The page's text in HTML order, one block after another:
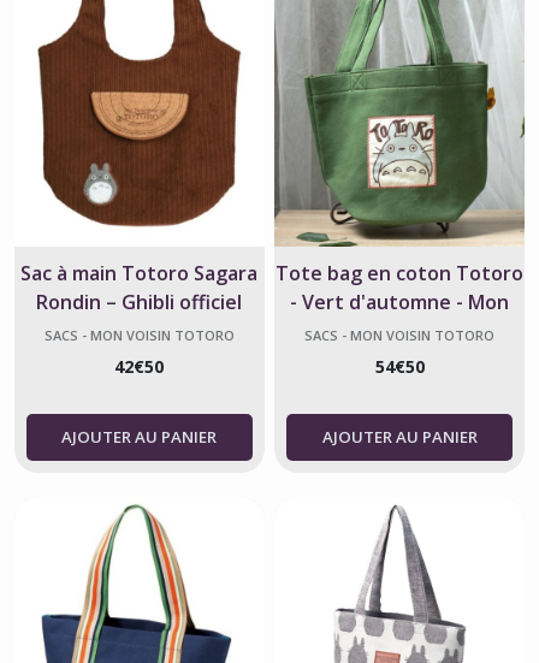
Sac à main Totoro Sagara
Rondin – Ghibli officiel
doux
SACS - MON VOISIN TOTORO
42€50
AJOUTER AU PANIER
Tote bag en coton Totoro
- Vert d'automne - Mon
Voisin Totoro
SACS - MON VOISIN TOTORO
54€50
AJOUTER AU PANIER